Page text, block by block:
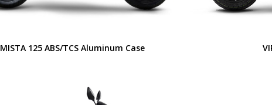
MISTA 125 ABS/TCS Aluminum Case